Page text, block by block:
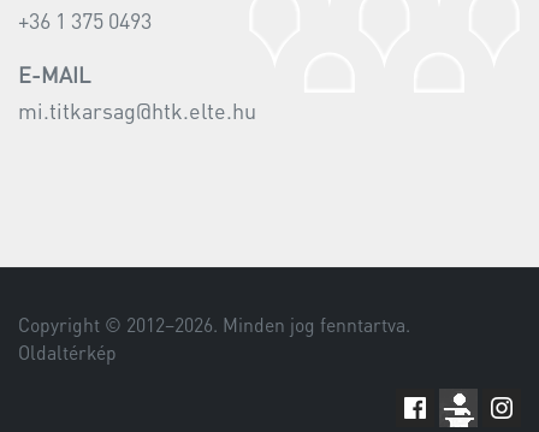
+36 1 375 0493
E-MAIL
mi.titkarsag@htk.elte.hu
Copyright © 2012–2026. Minden jog fenntartva.
Oldaltérkép